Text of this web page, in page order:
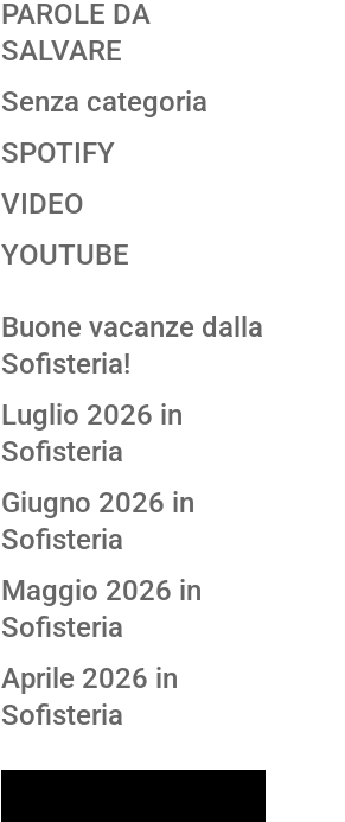
PAROLE DA
SALVARE
Senza categoria
SPOTIFY
VIDEO
YOUTUBE
Buone vacanze dalla
Sofisteria!
Luglio 2026 in
Sofisteria
Giugno 2026 in
Sofisteria
Maggio 2026 in
Sofisteria
Aprile 2026 in
Sofisteria